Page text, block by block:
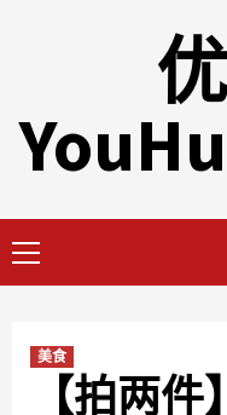
Menu
美食
【拍两